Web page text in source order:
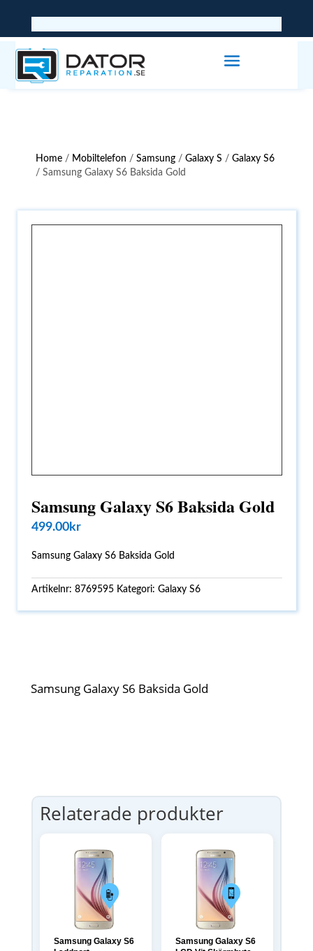
Home / Mobiltelefon /Samsung /Galaxy S /Galaxy S6
/ Samsung Galaxy S6 Baksida Gold
Samsung Galaxy S6 Baksida Gold
499.00kr
Samsung Galaxy S6 Baksida Gold
Artikelnr:8769595 Kategori:Galaxy S6
Samsung Galaxy S6 Baksida Gold
Relaterade produkter
Samsung Galaxy S6
Samsung Galaxy S6